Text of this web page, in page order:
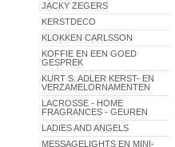
JACKY ZEGERS
KERSTDECO
KLOKKEN CARLSSON
KOFFIE EN EEN GOED
GESPREK
KURT S. ADLER KERST- EN
VERZAMELORNAMENTEN
LACROSSE - HOME
FRAGRANCES - GEUREN
LADIES AND ANGELS
MESSAGELIGHTS EN MINI-